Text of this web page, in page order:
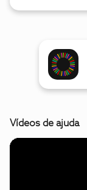
Vídeos de ajuda